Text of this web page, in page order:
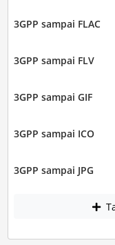
3GPP sampai FLAC
3GPP sampai FLV
3GPP sampai GIF
3GPP sampai ICO
3GPP sampai JPG